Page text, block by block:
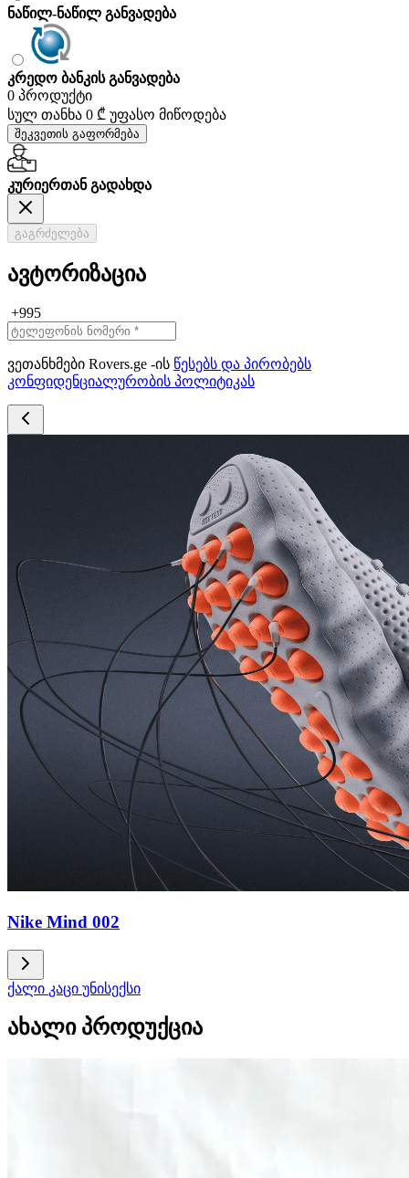
ნაწილ-ნაწილ განვადება
კრედო ბანკის განვადება
0 პროდუქტი
სულ თანხა 0 ₾ უფასო მიწოდება
შეკვეთის გაფორმება
კურიერთან გადახდა
გაგრძელება
ავტორიზაცია
+995
ვეთანხმები Rovers.ge -ის წესებს და პირობებს
კონფიდენციალურობის პოლიტიკას
Nike Mind 002
ქალი კაცი უნისექსი
ახალი პროდუქცია